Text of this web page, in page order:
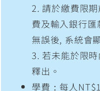
2. 請於繳費限
費及輸入銀行
無誤後, 系統會
3. 若未能於限
釋出。
學費：每人